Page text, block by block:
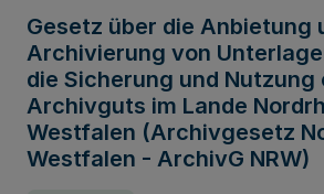
Gesetz über die Anbietung
Archivierung von
die Sicherung und
Archivguts im Lande
Westfalen (Archivgesetz
Westfalen - ArchivG NRW)